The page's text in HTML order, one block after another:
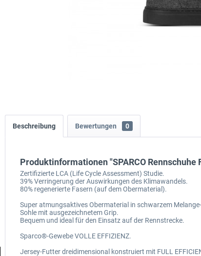
Beschreibung Bewertungen 0
Produktinformationen "SPARCO Rennschuhe
Zertifizierte LCA (Life Cycle Assessment) Studie.
39% Verringerung der Auswirkungen des Klimawandels.
80% regenerierte Fasern (auf dem Obermaterial).
Super atmungsaktives Obermaterial in schwarzem
Sohle mit ausgezeichnetem Grip.
Bequem und ideal für den Einsatz auf der Rennstrecke.
Sparco®-Gewebe VOLLE EFFIZIENZ.
Jersey-Futter dreidimensional konstruiert mit FULL